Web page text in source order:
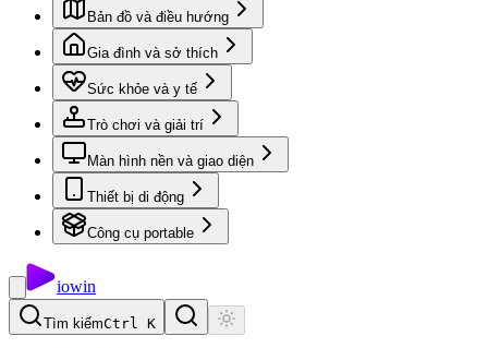
Bản đồ và điều hướng
Gia đình và sở thích
Sức khỏe và y tế
Trò chơi và giải trí
Màn hình nền và giao diện
Thiết bị di động
Công cụ portable
iowin
Tìm kiếmCtrl K